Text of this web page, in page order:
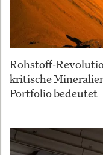
Rohstoff-
kritische
Portfolio bedeutet